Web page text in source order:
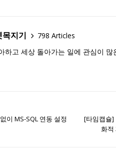
지기
798 Articles
하고 세상 돌아가는 일에 관심이 많
이 MS-SQL 연동 설정
[타임캡슐]
화적